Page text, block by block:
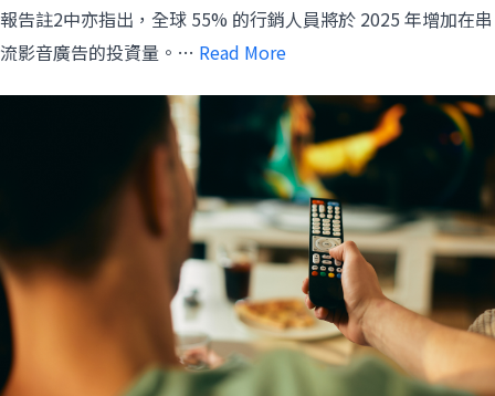
報告註2中亦指出，全球 55% 的行銷人員將於 2025 年增加在串
流影音廣告的投資量。… Read More